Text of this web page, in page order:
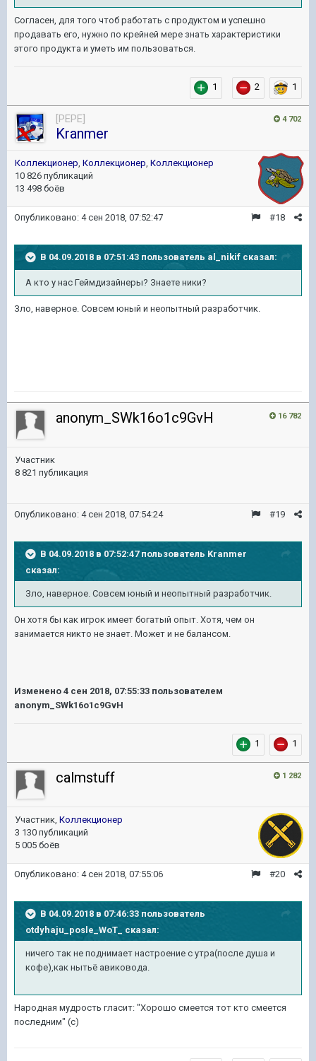
Согласен, для того чтоб работать с продуктом и успешно
продавать его, нужно по крейней мере знать характеристики
этого продукта и уметь им пользоваться.
1 2 1
4 702
[PEPE]
Kranmer
Коллекционер Коллекционер Коллекционер
10 826 публикаций
13 498 боёв
#18
Опубликовано: 4 сен 2018, 07:52:47
В 04.09.2018 в 07:51:43 пользователь al_nikif сказал:
А кто у нас Геймдизайнеры? Знаете ники?
Зло, наверное. Совсем юный и неопытный разработчик.
16 782
anonym_SWk16o1c9GvH
Участник
8 821 публикация
#19
Опубликовано: 4 сен 2018, 07:54:24
В 04.09.2018 в 07:52:47 пользователь Kranmer
сказал:
Зло, наверное. Совсем юный и неопытный разработчик.
Он хотя бы как игрок имеет богатый опыт. Хотя, чем он
занимается никто не знает. Может и не балансом.
Изменено 4 сен 2018, 07:55:33 пользователем
anonym_SWk16o1c9GvH
1 1
1 282
calmstuff
Участник, Коллекционер
3 130 публикаций
5 005 боёв
#20
Опубликовано: 4 сен 2018, 07:55:06
В 04.09.2018 в 07:46:33 пользователь
otdyhaju_posle_WoT_
сказал:
ничего так не поднимает настроение с утра(после душа и
кофе),как нытьё авиковода.
Народная мудрость гласит: "Хорошо смеется тот кто смеется
последним" (с)